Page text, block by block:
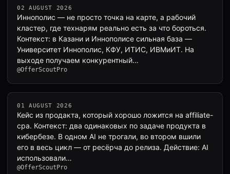
02 AUGUST 2026
Иннополис — не просто точка на карте, а рабочий
кластер, где технарям реально есть за что бороться.
Контекст: в Казани и Иннополисе сильная база —
Университет Иннополис, КФУ, ИТИС, ИВМиИТ. На
выходе получаем конкурентный…
@OfferScoutPro
01 AUGUST 2026
Кейс из продакта, который хорошо ложится на affiliate-
cpa. Контекст: два одинаковых по задаче продукта в
кибербезе. В одном AI не трогали, во втором вшили
его в весь цикл — от ресёрча до релиза. Действие: AI
использовали…
@OfferScoutPro